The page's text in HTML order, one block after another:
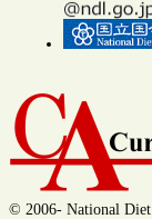
© 2006- National